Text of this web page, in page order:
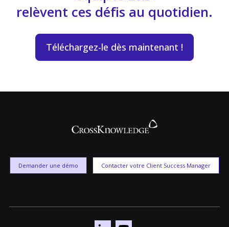
relèvent ces défis au quotidien.
Téléchargez-le dès maintenant !
Demander une démo Contacter votre Client Success Manager